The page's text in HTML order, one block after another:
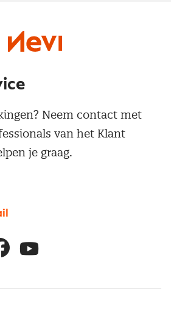
Neem contact met
van het Klant
je graag.
YouTube